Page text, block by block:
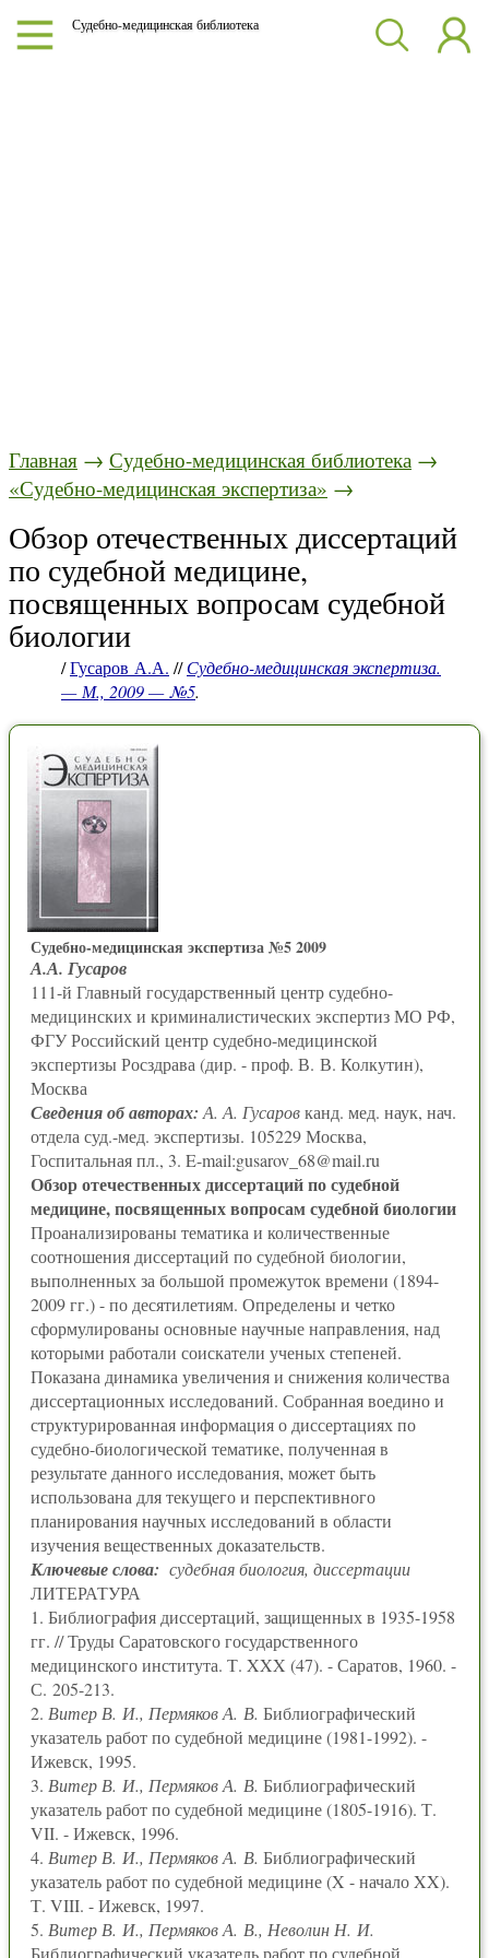
Судебно-медицинская библиотека
Главная → Судебно-медицинская библиотека →
«Судебно-медицинская экспертиза» →
Обзор отечественных диссертаций
по судебной медицине,
посвященных вопросам судебной
биологии
/Гусаров А.А. //Судебно-медицинская экспертиза.
— М., 2009 — №5.
Судебно-медицинская экспертиза №5 2009
А.А. Гусаров
111-й Главный государственный центр судебно-
медицинских и криминалистических экспертиз МО РФ,
ФГУ Российский центр судебно-медицинской
экспертизы Росздрава (дир. - проф. В. В. Колкутин),
Москва
Сведения об авторах:А. А. Гусаровканд. мед. наук, нач.
отдела суд.-мед. экспертизы. 105229 Москва,
Госпитальная пл., 3. E-mail:gusarov_68@mail.ru
Обзор отечественных диссертаций по судебной
медицине, посвященных вопросам судебной биологии
Проанализированы тематика и количественные
соотношения диссертаций по судебной биологии,
выполненных за большой промежуток времени (1894-
2009 гг.) - по десятилетиям. Определены и четко
сформулированы основные научные направления, над
которыми работали соискатели ученых степеней.
Показана динамика увеличения и снижения количества
диссертационных исследований. Собранная воедино и
структурированная информация о диссертациях по
судебно-биологической тематике, полученная в
результате данного исследования, может быть
использована для текущего и перспективного
планирования научных исследований в области
изучения вещественных доказательств.
Ключевые слова: судебная биология, диссертации
ЛИТЕРАТУРА
1. Библиография диссертаций, защищенных в 1935-1958
гг. // Труды Саратовского государственного
медицинского института. Т. XXX (47). - Саратов, 1960. -
С. 205-213.
2. Витер В. И., Пермяков А. В. Библиографический
указатель работ по судебной медицине (1981-1992). -
Ижевск, 1995.
3. Витер В. И., Пермяков А. В. Библиографический
указатель работ по судебной медицине (1805-1916). Т.
VII. - Ижевск, 1996.
4. Витер В. И., Пермяков А. В. Библиографический
указатель работ по судебной медицине (X - начало XX).
Т. VIII. - Ижевск, 1997.
5. Витер В. И., Пермяков А. В., Неволин Н. И.
Библиографический указатель работ по судебной